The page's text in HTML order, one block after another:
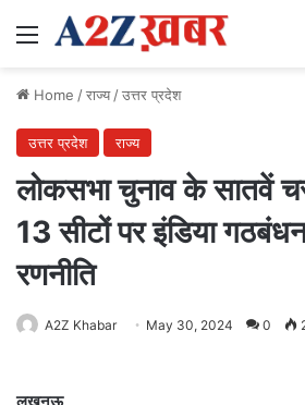
Menu
Home /राज्य/उत्तर प्रदेश
उत्तर प्रदेश राज्य
लोकसभा चुनाव के सातवें
13 सीटों पर इंडिया
रणनीति
A2Z Khabar May 30, 2024 0